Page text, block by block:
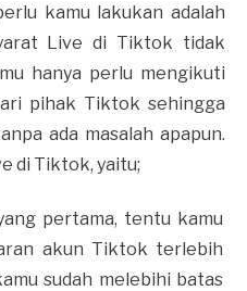
kamu lakukan adalah
Live di Tiktok tidak
hanya perlu mengikuti
pihak Tiktok sehingga
ada masalah apapun.
di Tiktok, yaitu;
pertama, tentu kamu
akun Tiktok terlebih
sudah melebihi batas